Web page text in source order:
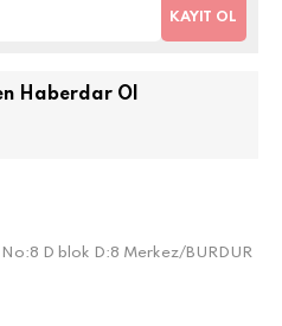
KAYIT OL
Haberdar Ol
D blok D:8 Merkez/BURDUR